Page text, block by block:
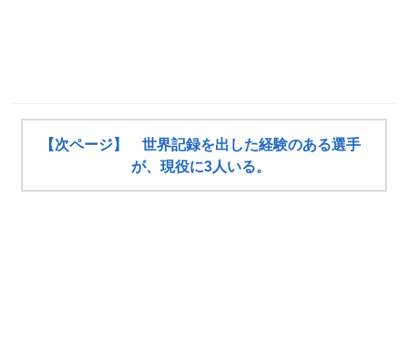
【次ページ】 世界記録を出した経験のある選手
が、現役に3人いる。